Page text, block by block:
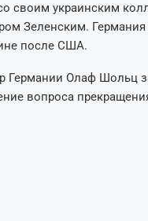
своим украинским
Зеленским.
после США.
Германии Олаф Шольц
вопроса